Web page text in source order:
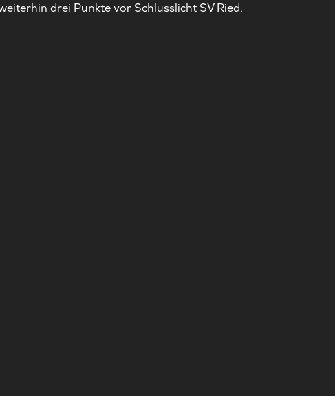
drei Punkte vor Schlusslicht SV Ried.